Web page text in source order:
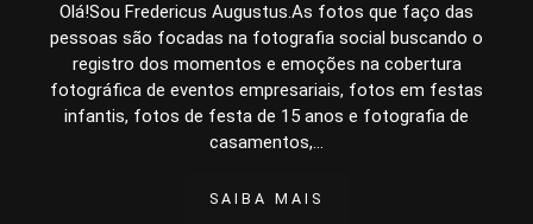
Olá!Sou Fredericus Augustus.As fotos que faço das
pessoas são focadas na fotografia social buscando o
registro dos momentos e emoções na cobertura
fotográfica de eventos empresariais, fotos em festas
infantis, fotos de festa de 15 anos e fotografia de
casamentos,...
SAIBA MAIS